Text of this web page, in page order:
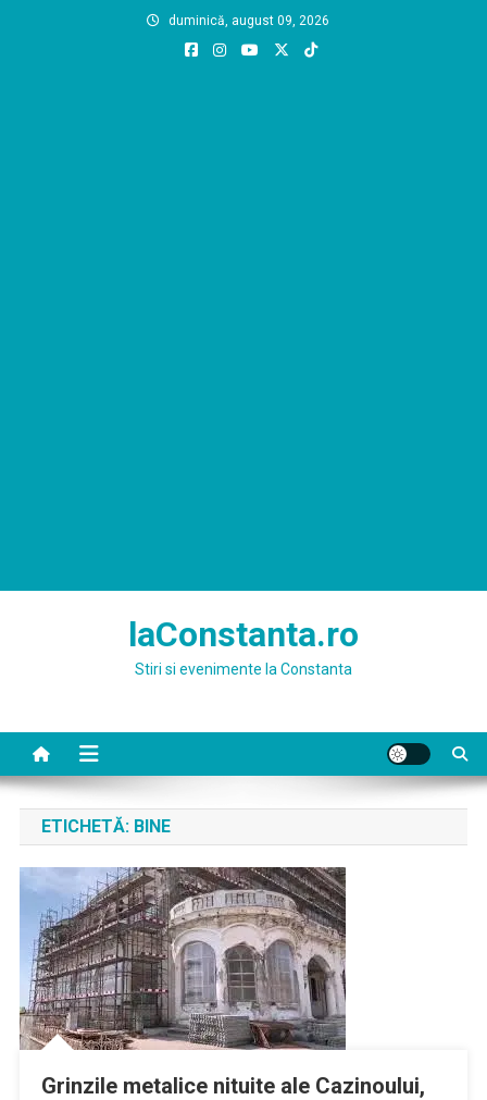
duminică, august 09, 2026
laConstanta.ro
Stiri si evenimente la Constanta
ETICHETĂ: BINE
Grinzile metalice nituite ale Cazinoului,